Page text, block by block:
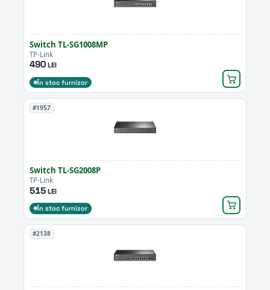
Switch TL-SG1008MP
TP-Link
490LEI
În stoc furnizor
#1957
Switch TL-SG2008P
TP-Link
515LEI
În stoc furnizor
#2138